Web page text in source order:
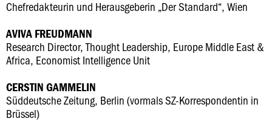
Chefredakteurin und Herausgeberin „Der Standard“, Wien
AVIVA FREUDMANN
Research Director, Thought Leadership, Europe Middle East &
Africa, Economist Intelligence Unit
CERSTIN GAMMELIN
Süddeutsche Zeitung, Berlin (vormals SZ-Korrespondentin in
Brüssel)